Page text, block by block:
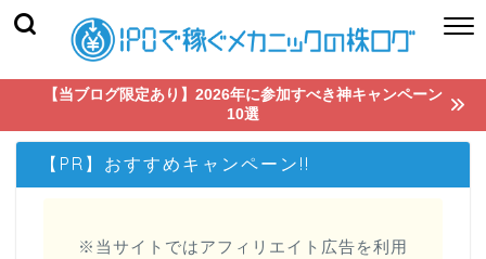
【当ブログ限定あり】2026年に参加すべき神キャンペーン
10選
【PR】おすすめキャンペーン!!
※当サイトではアフィリエイト広告を利用